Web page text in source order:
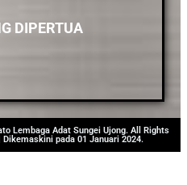
DIPERTUA
Lembaga Adat Sungei Ujong. All Rights
pada 01 Januari 2024.